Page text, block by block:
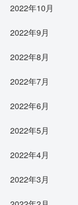
2022年10月
2022年9月
2022年8月
2022年7月
2022年6月
2022年5月
2022年4月
2022年3月